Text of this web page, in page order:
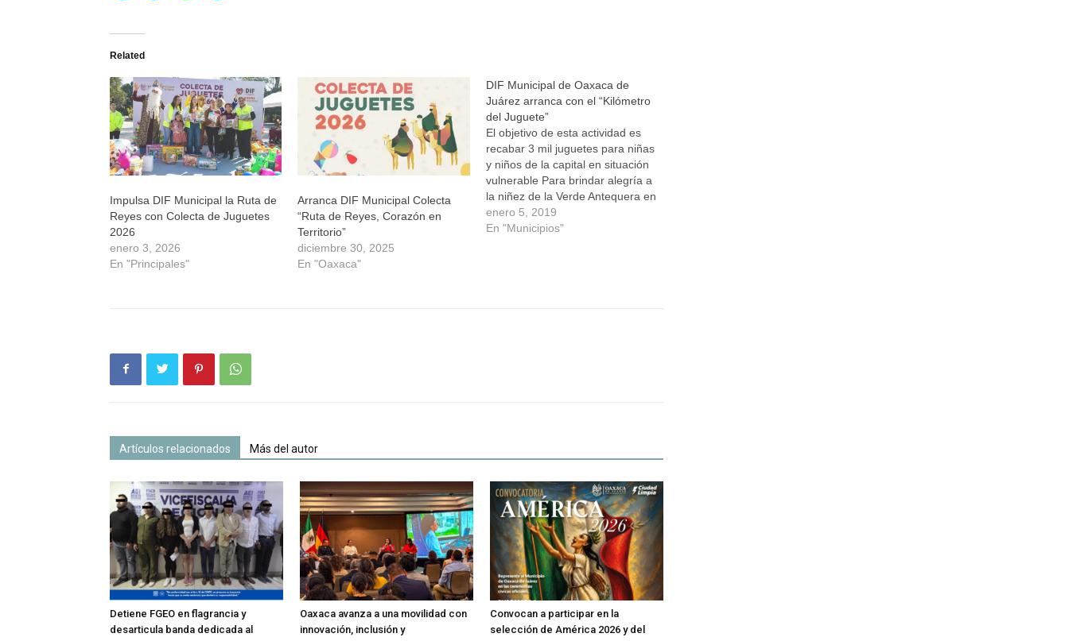
Twitter
abre
una
ventana
nueva)
una
ventana
nueva)
una
ventana
nueva)
una
ventana
nueva)
Related
Impulsa DIF Municipal la Ruta de
Reyes con Colecta de Juguetes
2026
enero 3, 2026
En "Principales"
Arranca DIF Municipal Colecta
“Ruta de Reyes, Corazón en
Territorio”
diciembre 30, 2025
En "Oaxaca"
DIF Municipal de Oaxaca de
Juárez arranca con el “Kilómetro
del Juguete”
El objetivo de esta actividad es
recabar 3 mil juguetes para niñas
y niños de la capital en situación
vulnerable Para brindar alegría a
la niñez de la Verde Antequera en
este Día de Reyes, y como
muestra de la atención prioritaria
enero 5, 2019
En "Municipios"
Artículos relacionados Más del autor
Detiene FGEO en flagrancia y
desarticula banda dedicada al
Oaxaca avanza a una movilidad con
innovación, inclusión y
Convocan a participar en la
selección de América 2026 y del